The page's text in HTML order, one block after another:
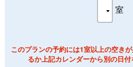
蔵庫/ウォッシュタオル/クレンジング/
ンプー/リンス・コンディショナー/プ
室
このプランの予約には1室以上の空き
るか上記カレンダーから別の日